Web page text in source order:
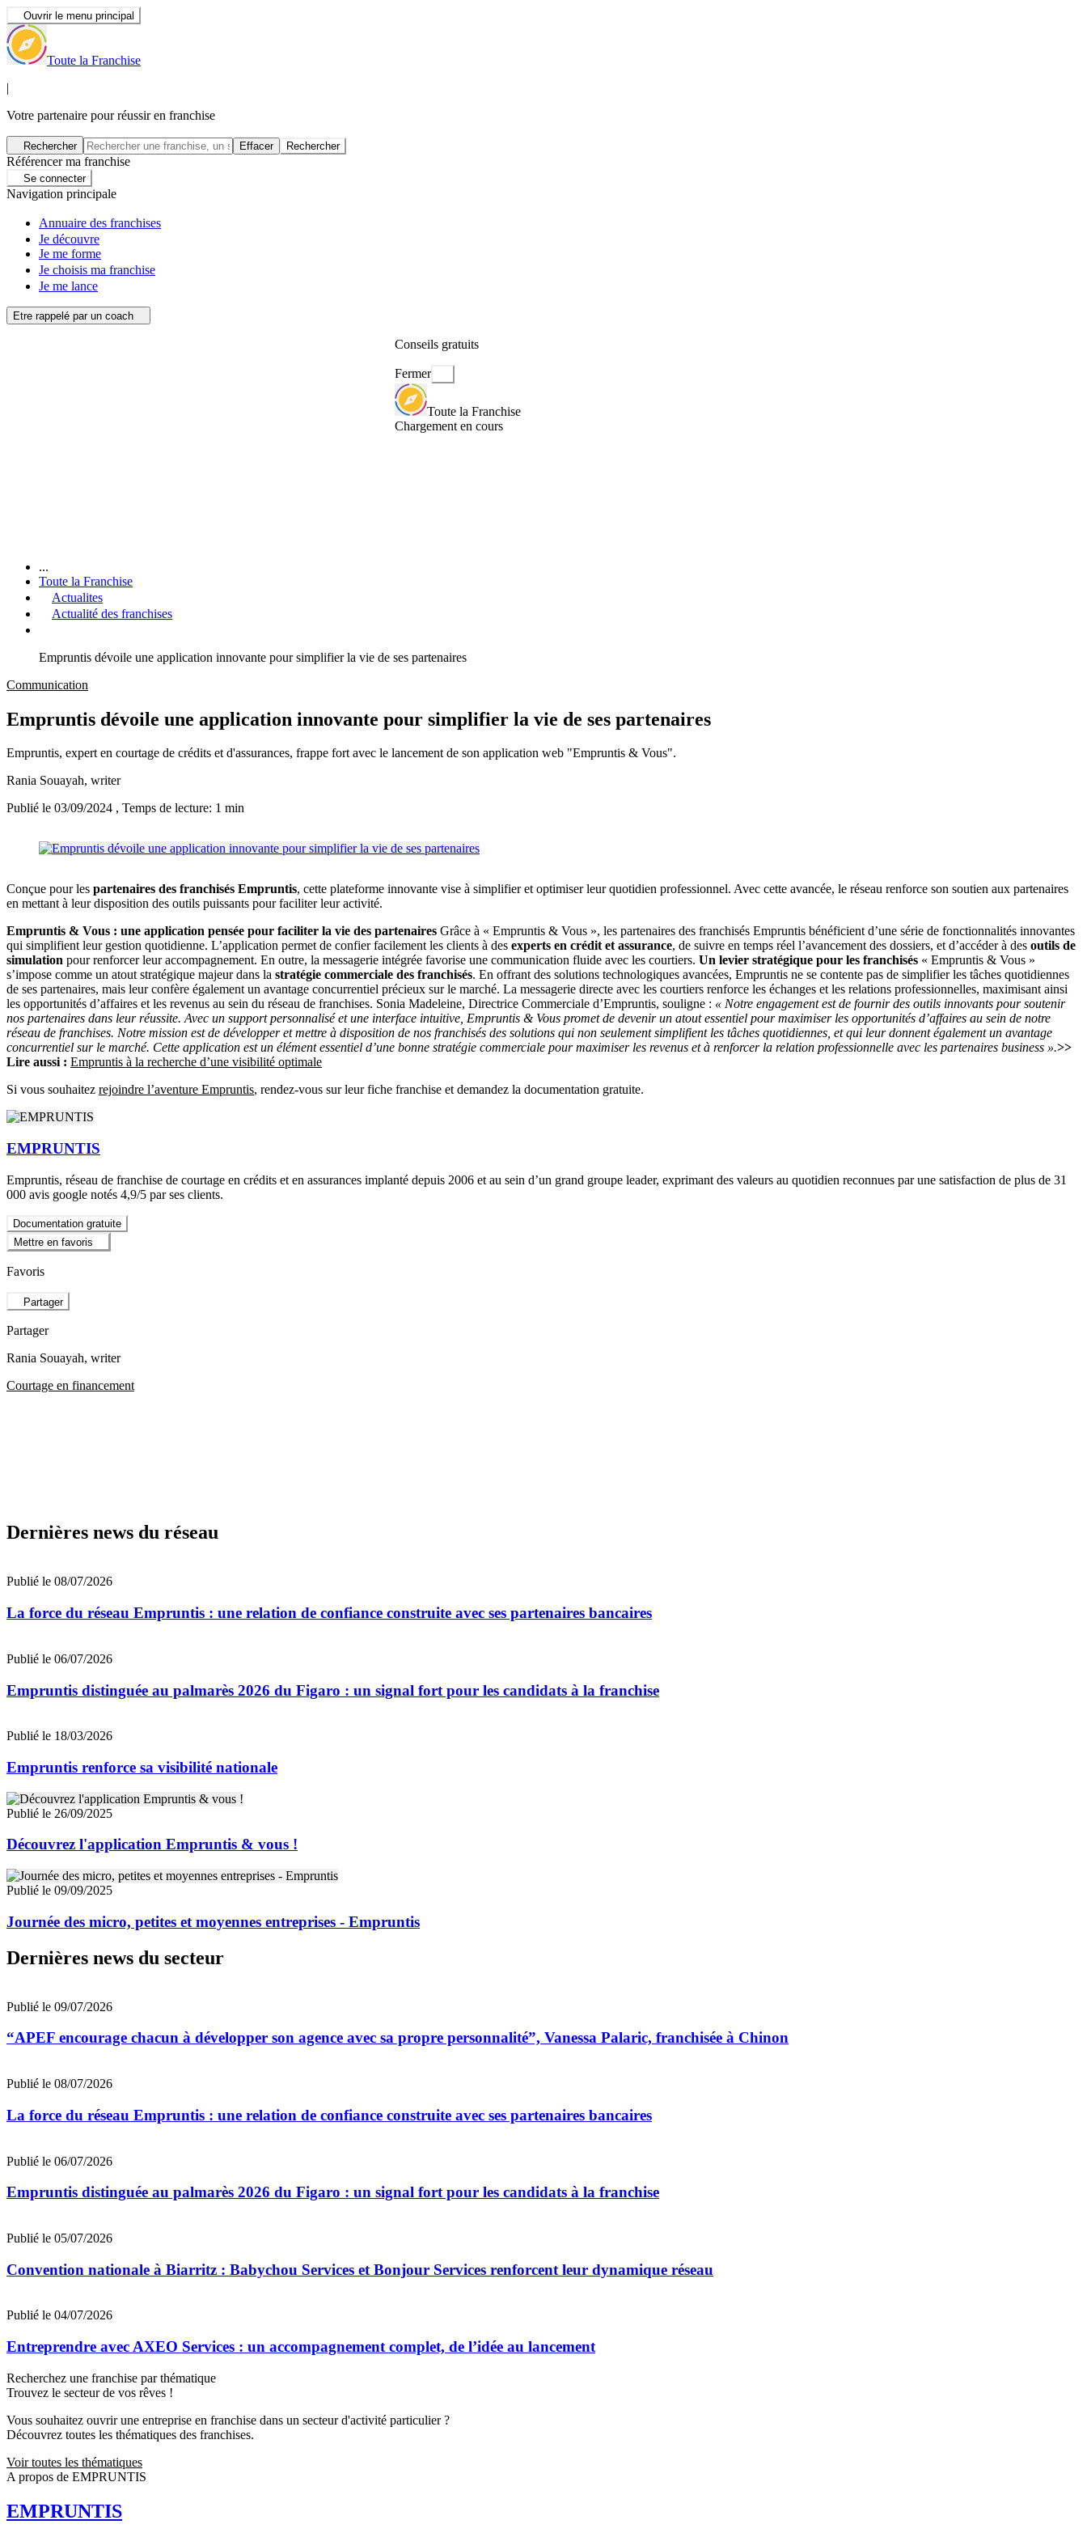
Ouvrir le menu principal
Toute la Franchise
|
Votre partenaire pour réussir en franchise
Rechercher Effacer Rechercher
Référencer ma franchise
Se connecter
Navigation principale
Annuaire des franchises
Je découvre
Je me forme
Je choisis ma franchise
Je me lance
Etre rappelé par un coach
Conseils gratuits
Fermer
Toute la Franchise
Chargement en cours
...
Toute la Franchise
Actualites
Actualité des franchises
Empruntis dévoile une application innovante pour simplifier la vie de ses partenaires
Communication
Empruntis dévoile une application innovante pour simplifier la vie de ses partenaires
Empruntis, expert en courtage de crédits et d'assurances, frappe fort avec le lancement de son application web "Empruntis & Vous".
Rania Souayah, writer
Publié le 03/09/2024 , Temps de lecture: 1 min
Conçue pour les partenaires des franchisés Empruntis, cette plateforme innovante vise à simplifier et optimiser leur quotidien professionnel. Avec cette avancée, le réseau renforce son soutien aux partenaires
en mettant à leur disposition des outils puissants pour faciliter leur activité.
Empruntis & Vous : une application pensée pour faciliter la vie des partenaires Grâce à « Empruntis & Vous », les partenaires des franchisés Empruntis bénéficient d’une série de fonctionnalités innovantes
qui simplifient leur gestion quotidienne. L’application permet de confier facilement les clients à des experts en crédit et assurance, de suivre en temps réel l’avancement des dossiers, et d’accéder à des outils de
simulation pour renforcer leur accompagnement. En outre, la messagerie intégrée favorise une communication fluide avec les courtiers. Un levier stratégique pour les franchisés « Empruntis & Vous »
s’impose comme un atout stratégique majeur dans la stratégie commerciale des franchisés. En offrant des solutions technologiques avancées, Empruntis ne se contente pas de simplifier les tâches quotidiennes
de ses partenaires, mais leur confère également un avantage concurrentiel précieux sur le marché. La messagerie directe avec les courtiers renforce les échanges et les relations professionnelles, maximisant ainsi
les opportunités d’affaires et les revenus au sein du réseau de franchises. Sonia Madeleine, Directrice Commerciale d’Empruntis, souligne : « Notre engagement est de fournir des outils innovants pour soutenir
nos partenaires dans leur réussite. Avec un support personnalisé et une interface intuitive, Empruntis & Vous promet de devenir un atout essentiel pour maximiser les opportunités d’affaires au sein de notre
réseau de franchises. Notre mission est de développer et mettre à disposition de nos franchisés des solutions qui non seulement simplifient les tâches quotidiennes, et qui leur donnent également un avantage
concurrentiel sur le marché. Cette application est un élément essentiel d’une bonne stratégie commerciale pour maximiser les revenus et à renforcer la relation professionnelle avec les partenaires business ».>>
Lire aussi : Empruntis à la recherche d’une visibilité optimale
Si vous souhaitez rejoindre l’aventure Empruntis, rendez-vous sur leur fiche franchise et demandez la documentation gratuite.
EMPRUNTIS
Empruntis, réseau de franchise de courtage en crédits et en assurances implanté depuis 2006 et au sein d’un grand groupe leader, exprimant des valeurs au quotidien reconnues par une satisfaction de plus de 31
000 avis google notés 4,9/5 par ses clients.
Documentation gratuite
Mettre en favoris
Favoris
Partager
Partager
Rania Souayah, writer
Courtage en financement
Dernières news du réseau
Publié le 08/07/2026
La force du réseau Empruntis : une relation de confiance construite avec ses partenaires bancaires
Publié le 06/07/2026
Empruntis distinguée au palmarès 2026 du Figaro : un signal fort pour les candidats à la franchise
Publié le 18/03/2026
Empruntis renforce sa visibilité nationale
Publié le 26/09/2025
Découvrez l'application Empruntis & vous !
Publié le 09/09/2025
Journée des micro, petites et moyennes entreprises - Empruntis
Dernières news du secteur
Publié le 09/07/2026
“APEF encourage chacun à développer son agence avec sa propre personnalité”, Vanessa Palaric, franchisée à Chinon
Publié le 08/07/2026
La force du réseau Empruntis : une relation de confiance construite avec ses partenaires bancaires
Publié le 06/07/2026
Empruntis distinguée au palmarès 2026 du Figaro : un signal fort pour les candidats à la franchise
Publié le 05/07/2026
Convention nationale à Biarritz : Babychou Services et Bonjour Services renforcent leur dynamique réseau
Publié le 04/07/2026
Entreprendre avec AXEO Services : un accompagnement complet, de l’idée au lancement
Recherchez une franchise par thématique
Trouvez le secteur de vos rêves !
Vous souhaitez ouvrir une entreprise en franchise dans un secteur d'activité particulier ?
Découvrez toutes les thématiques des franchises.
Voir toutes les thématiques
A propos de EMPRUNTIS
EMPRUNTIS